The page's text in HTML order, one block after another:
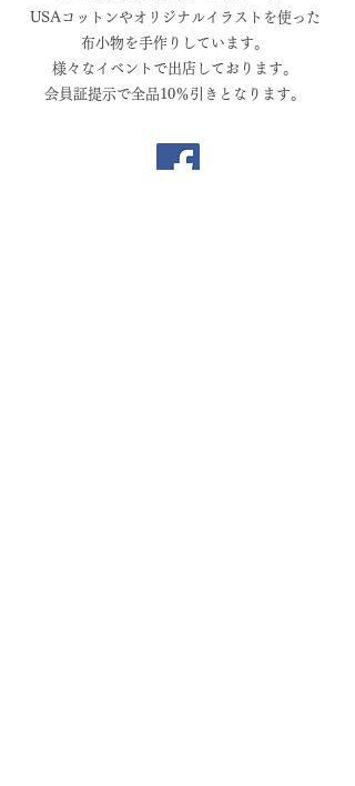
USAコットンやオリジナルイラストを使った
布小物を手作りしています。
様々なイベントで出店しております。
​会員証提示で全品10％引きとなります。